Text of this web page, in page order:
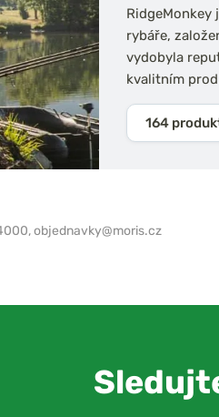
RidgeMonkey
rybáře,
vydobyla
kvalitním
164
objednavky@moris.cz